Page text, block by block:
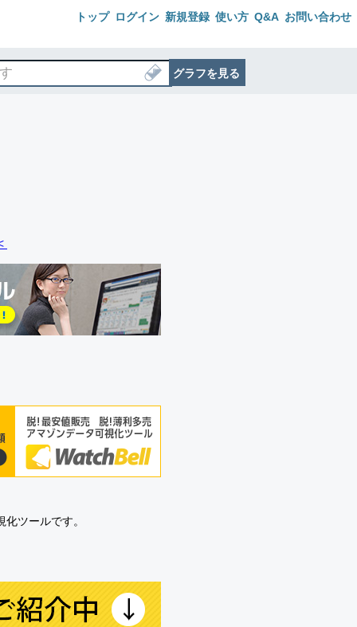
トップ ログイン 新規登録 使い方 Q&A お問い合わせ
グラフを見る
ツールです。